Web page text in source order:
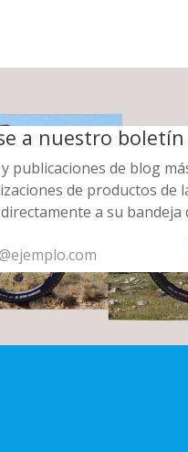
a nuestro boletín
publicaciones de blog
de productos de
a su bandeja